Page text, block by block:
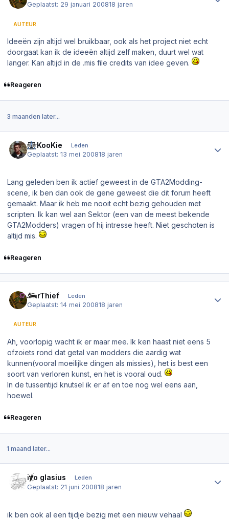
Geplaatst: 29 januari 200818 jaren
AUTEUR
Ideeën zijn altijd wel bruikbaar, ook als het project niet echt
doorgaat kan ik de ideeën altijd zelf maken, duurt wel wat
langer. Kan altijd in de .mis file credits van idee geven.
Reageren
3 maanden later...
MrKooKie Leden
Geplaatst:13 mei 200818 jaren
Lang geleden ben ik actief geweest in de GTA2Modding-
scene, ik ben dan ook de gene geweest die dit forum heeft
gemaakt. Maar ik heb me nooit echt bezig gehouden met
scripten. Ik kan wel aan Sektor (een van de meest bekende
GTA2Modders) vragen of hij intresse heeft. Niet geschoten is
altijd mis.
Reageren
CarThief Leden
Geplaatst:14 mei 200818 jaren
AUTEUR
Ah, voorlopig wacht ik er maar mee. Ik ken haast niet eens 5
ofzoiets rond dat getal van modders die aardig wat
kunnen(vooral moeilijke dingen als missies), het is best een
soort van verloren kunst, en het is vooral oud.
In de tussentijd knutsel ik er af en toe nog wel eens aan,
hoewel.
Reageren
1 maand later...
ivo glasius Leden
Geplaatst: 21 juni 200818 jaren
ik ben ook al een tijdje bezig met een nieuw vehaal